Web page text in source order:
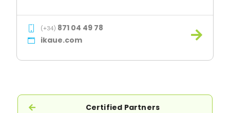
(+34) 871 04 49 78
ikaue.com
Certified Partners